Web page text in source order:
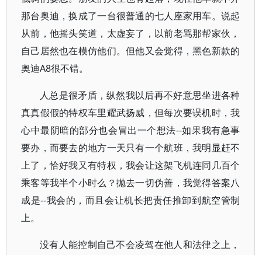
那台奥迪，换成了一台很普通的七人座家用车。说起
从前，他摇头笑道，太虚妄了，以前老骂那帮家伙，
自己居然也在模仿他们。但他又会觉得，黑色新款的
奥迪A8很不错。
人总是很矛盾，纵然我以后再不好意思坐进各种
真真假假的特权车里耀武扬威，但每次要误机时，我
心中最阴暗的部分也会冒出一个想法--如果我有急事
要办，而要去的地方一天只有一个航班，我明显赶不
上了，恰好我又有特权，我会让这架飞机连同几百个
乘客等我半个小时么？抛去一切伪善，我觉得答案八
成是--我会的，而且会让机长把责任推卸到航空管制
上。
没有人能控制自己不会凌驾在他人和法律之上，